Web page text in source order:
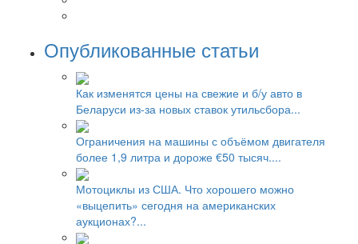
Опубликованные статьи
Как изменятся цены на свежие и б/у авто в
Беларуси из-за новых ставок утильсбора...
Ограничения на машины с объёмом двигателя
более 1,9 литра и дороже €50 тысяч....
Мотоциклы из США. Что хорошего можно
«выцепить» сегодня на американских
аукционах?...